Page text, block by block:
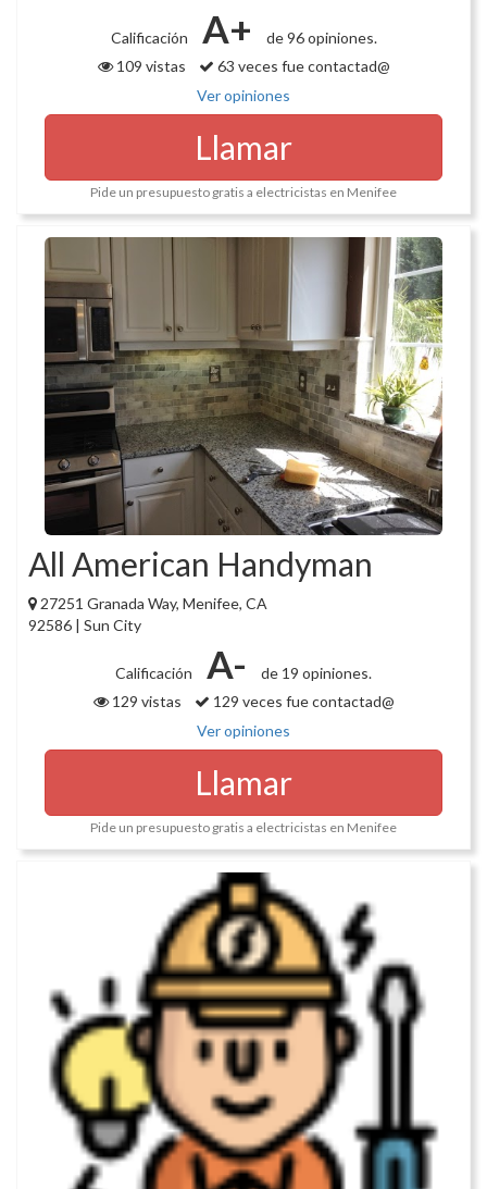
Calificación A+
de 96 opiniones.
109 vistas
63 veces fue contactad@
Ver opiniones
Llamar
Pide un presupuesto gratis a electricistas en Menifee
All American Handyman
27251 Granada Way, Menifee, CA
92586 | Sun City
Calificación A-
de 19 opiniones.
129 vistas
129 veces fue contactad@
Ver opiniones
Llamar
Pide un presupuesto gratis a electricistas en Menifee